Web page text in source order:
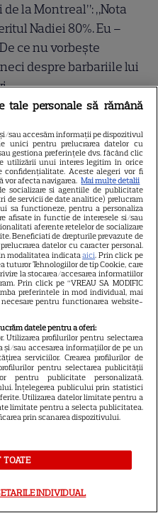
de la Montreal”: „Nota
Nadiei 80%. Eu –
De ce nu vorbește
despre barbariile lui
E oficial! Și-au spus
cel mai mare secret,
20 de ani de
S-a ales praful de
de aur din industria de
momentului! A vrut
de la ea! Elena Udrea
Alexandrov, după 10
relație și un copil rupt
au...
tale personale să rămână
sau accesăm informații pe dispozitivul
unici pentru prelucrarea datelor cu
gestiona preferințele dvs. făcând clic
utilizării unui interes legitim în orice
Aceste alegeri vor fi
vor afecta navigarea. Mai multe detalii
socializare si agentiile de publicitate
de servicii de date analitice) prelucram
sa functioneze, pentru a personaliza
afisate in functie de interesele si/sau
aferente retelelor de socializare
Beneficiati de drepturile prevazute de
datelor cu caracter personal.
modalitatea indicataaici. Prin click pe
tuturor Tehnologiilor de tip Cookie, care
la stocarea/accesarea informatiilor
Prin click pe “VREAU SA MODIFIC
preferintele in mod individual, mai
pentru functionarea website-
datele pentru a oferi:
Utilizarea profilurilor pentru selectarea
sau accesarea informațiilor de pe un
serviciilor. Crearea profilurilor de
pentru selectarea publicității
pentru publicitate personalizată.
Înțelegerea publicului prin statistici
Utilizarea datelor limitate pentru a
limitate pentru a selecta publicitatea.
prin scanarea dispozitivului.
TOATE
INDIVIDUAL